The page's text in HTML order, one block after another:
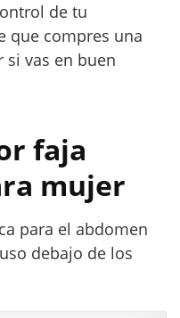
de tu
que compres una
si vas en buen
faja
mujer
para el abdomen
debajo de los